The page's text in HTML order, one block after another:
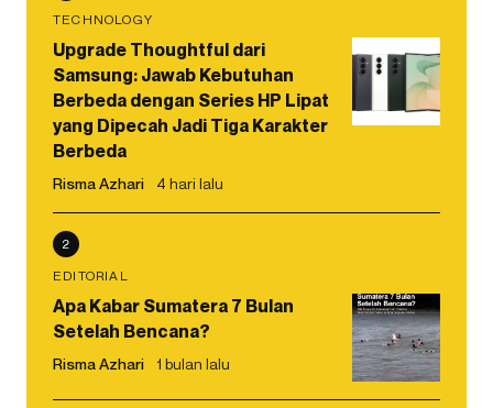
TECHNOLOGY
Upgrade Thoughtful dari
Samsung: Jawab Kebutuhan
Berbeda dengan Series HP Lipat
yang Dipecah Jadi Tiga Karakter
Berbeda
Risma Azhari 4 hari lalu
2
EDITORIAL
Apa Kabar Sumatera 7 Bulan
Setelah Bencana?
Risma Azhari 1 bulan lalu